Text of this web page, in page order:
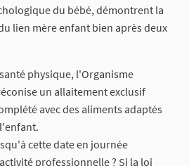
du bébé, démontrent la
lien mère enfant bien après deux
physique, l'Organisme
un allaitement exclusif
avec des aliments adaptés
cette date en journée
professionnelle ? Si la loi